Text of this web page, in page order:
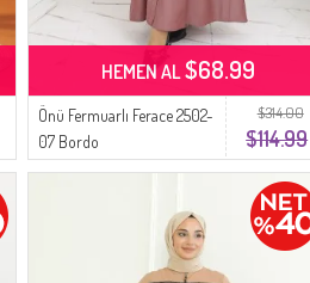
$314.00
$114.99
Önü Fermuarlı Ferace 2502-
07 Bordo
HEMEN AL$68.99